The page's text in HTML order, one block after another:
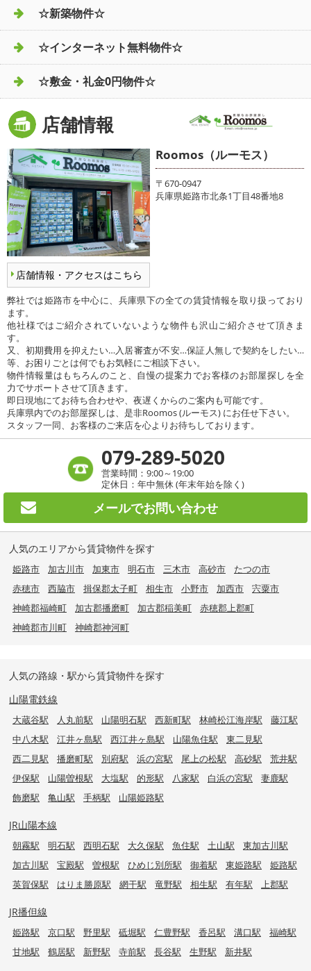
☆新築物件☆
☆インターネット無料物件☆
☆敷金・礼金0円物件☆
店舗情報
店舗情報・アクセスはこちら
Roomos（ルーモス）
〒670-0947
兵庫県姫路市北条1丁目48番地8
弊社では姫路市を中心に、兵庫県下の全ての賃貸情報を取り扱っており
ます。
他社様ではご紹介されていないような物件も沢山ご紹介させて頂きま
す。
又、初期費用を抑えたい…入居審査が不安…保証人無しで契約をしたい…
等、お困りごとは何でもお気軽にご相談下さい。
物件情報量はもちろんのこと、自慢の提案力でお客様のお部屋探しを全
力でサポートさせて頂きます。
即日現地にてお待ち合わせや、夜遅くからのご案内も可能です。
兵庫県内でのお部屋探しは、是非Roomos (ルーモス) にお任せ下さい。
スタッフ一同、お客様のご来店を心よりお待ちしております。
079-289-5020
営業時間：9:00～19:00
定休日：年中無休 (年末年始を除く)
メールでお問い合わせ
人気のエリアから賃貸物件を探す
姫路市 加古川市 加東市 明石市 三木市 高砂市
たつの市
赤穂市
西脇市 揖保郡太子町 相生市 小野市 加西市
宍粟市
神崎郡福崎町
加古郡播磨町 加古郡稲美町
赤穂郡上郡町
神崎郡市川町
神崎郡神河町
人気の路線・駅から賃貸物件を探す
山陽電鉄線
大蔵谷駅 人丸前駅 山陽明石駅 西新町駅 林崎松江海岸駅
藤江駅
中八木駅
江井ヶ島駅 西江井ヶ島駅 山陽魚住駅
東二見駅
西二見駅
播磨町駅 別府駅 浜の宮駅 尾上の松駅 高砂駅
荒井駅
伊保駅
山陽曽根駅 大塩駅 的形駅 八家駅 白浜の宮駅
妻鹿駅
飾磨駅
亀山駅 手柄駅 山陽姫路駅
JR山陽本線
朝霧駅 明石駅 西明石駅 大久保駅 魚住駅 土山駅
東加古川駅
加古川駅
宝殿駅 曽根駅 ひめじ別所駅 御着駅 東姫路駅
姫路駅
英賀保駅
はりま勝原駅 網干駅 竜野駅 相生駅 有年駅 上郡駅
JR播但線
姫路駅 京口駅 野里駅 砥堀駅 仁豊野駅 香呂駅 溝口駅
福崎駅
甘地駅
鶴居駅 新野駅 寺前駅 長谷駅 生野駅 新井駅